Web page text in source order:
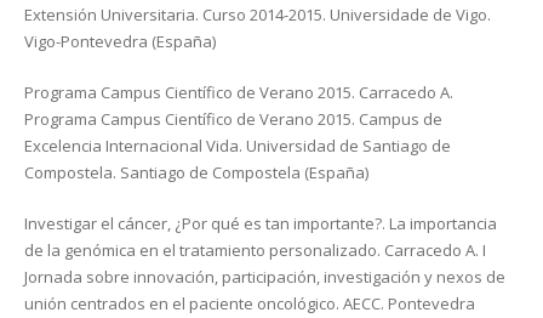
Extensión Universitaria. Curso 2014-2015. Universidade de Vigo.
Vigo-Pontevedra (España)
Programa Campus Científico de Verano 2015. Carracedo A.
Programa Campus Científico de Verano 2015. Campus de
Excelencia Internacional Vida. Universidad de Santiago de
Compostela. Santiago de Compostela (España)
Investigar el cáncer, ¿Por qué es tan importante?. La importancia
de la genómica en el tratamiento personalizado. Carracedo A. I
Jornada sobre innovación, participación, investigación y nexos de
unión centrados en el paciente oncológico. AECC. Pontevedra